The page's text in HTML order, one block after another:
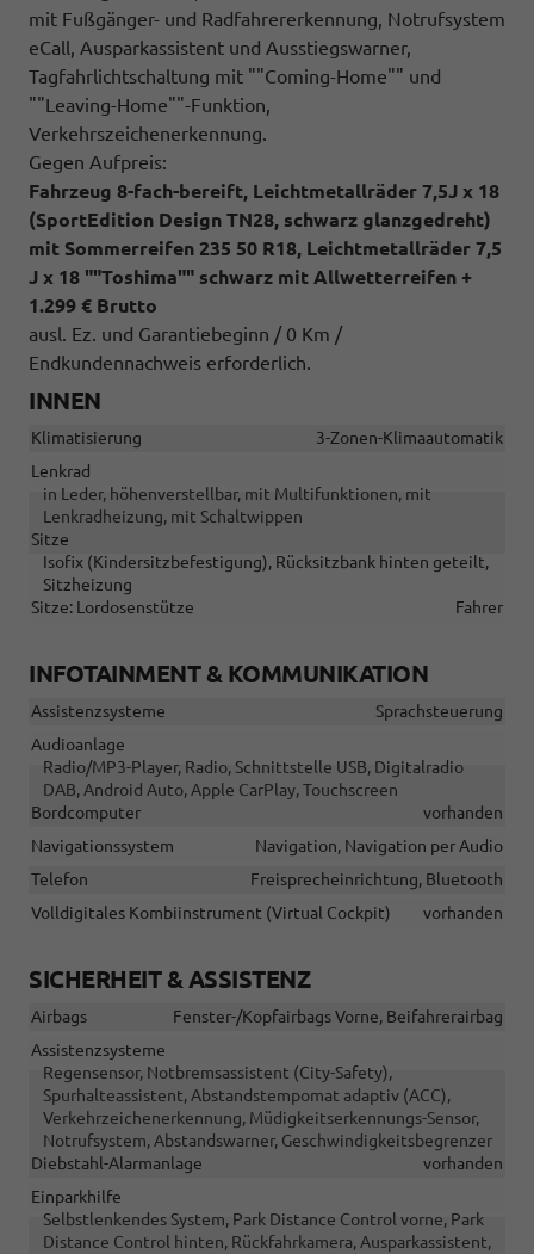
mit Fußgänger- und Radfahrererkennung, Notrufsystem
eCall, Ausparkassistent und Ausstiegswarner,
Tagfahrlichtschaltung mit ""Coming-Home"" und
""Leaving-Home""-Funktion,
Verkehrszeichenerkennung.
Gegen Aufpreis:
Fahrzeug 8-fach-bereift, Leichtmetallräder 7,5J x 18
(SportEdition Design TN28, schwarz glanzgedreht)
mit Sommerreifen 235 50 R18, Leichtmetallräder 7,5
J x 18 ""Toshima"" schwarz mit Allwetterreifen +
1.299 € Brutto
ausl. Ez. und Garantiebeginn / 0 Km /
Endkundennachweis erforderlich.
INNEN
Klimatisierung
3-Zonen-Klimaautomatik
Lenkrad
in Leder, höhenverstellbar, mit Multifunktionen, mit
Lenkradheizung, mit Schaltwippen
Sitze
Isofix (Kindersitzbefestigung), Rücksitzbank hinten geteilt,
Sitzheizung
Sitze: Lordosenstütze
Fahrer
INFOTAINMENT & KOMMUNIKATION
Assistenzsysteme
Sprachsteuerung
Audioanlage
Radio/MP3-Player, Radio, Schnittstelle USB, Digitalradio
DAB, Android Auto, Apple CarPlay, Touchscreen
Bordcomputer
vorhanden
Navigationssystem
Navigation, Navigation per Audio
Telefon
Freisprecheinrichtung, Bluetooth
Volldigitales Kombiinstrument (Virtual Cockpit)
vorhanden
SICHERHEIT & ASSISTENZ
Airbags
Fenster-/Kopfairbags Vorne, Beifahrerairbag
Assistenzsysteme
Regensensor, Notbremsassistent (City-Safety),
Spurhalteassistent, Abstandstempomat adaptiv (ACC),
Verkehrzeichenerkennung, Müdigkeitserkennungs-Sensor,
Notrufsystem, Abstandswarner, Geschwindigkeitsbegrenzer
Diebstahl-Alarmanlage
vorhanden
Einparkhilfe
Selbstlenkendes System, Park Distance Control vorne, Park
Distance Control hinten, Rückfahrkamera, Ausparkassistent,